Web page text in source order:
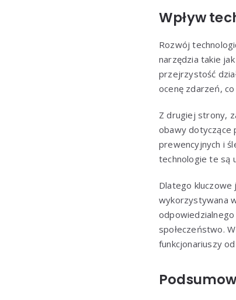
Wpływ
Rozwój
narzędzia takie
przejrzystość
ocenę zdarzeń,
Z drugiej strony,
obawy dotyczące
prewencyjnych i
technologie te są
Dlatego
wykorzystywana
odpowiedzialnego
społeczeństwo.
funkcjonariuszy